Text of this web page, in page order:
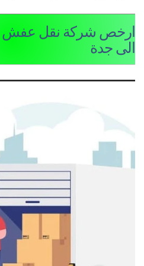
شركة نقل عفش
جدة